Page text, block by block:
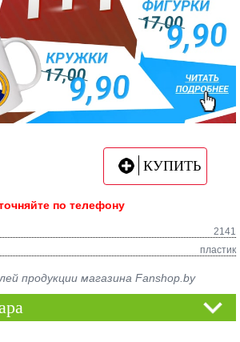
КУПИТЬ
по телефону
2141
пластик
продукции магазина Fanshop.by